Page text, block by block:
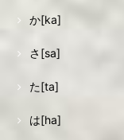
か[ka]
さ[sa]
た[ta]
は[ha]